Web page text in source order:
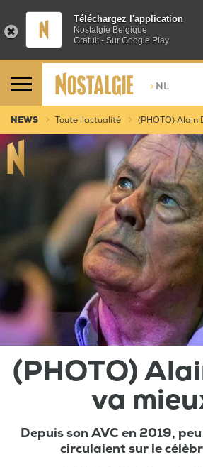
Téléchargez l'application
Nostalgie Belgique
Gratuit - Sur Google Play
> NL
NEWS Toute l'actualité (PHOTO) Alain
(PHOTO)
va
Depuis son AVC en 2019,
circulaient sur le